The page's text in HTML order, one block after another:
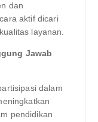
dan
aktif dicari
layanan.
Jawab
dalam
pendidikan